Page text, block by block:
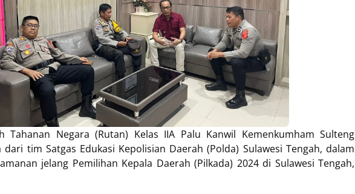
Tahanan Negara (Rutan) Kelas IIA Palu Kanwil Kemenkumham Sulteng
tim Satgas Edukasi Kepolisian Daerah (Polda) Sulawesi Tengah, dalam
jelang Pemilihan Kepala Daerah (Pilkada) 2024 di Sulawesi Tengah,